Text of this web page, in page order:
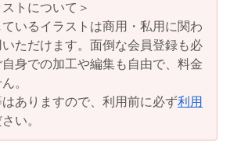
トについて＞
いるイラストは商用・私用に関わ
ただけます。面倒な会員登録も必
身での加工や編集も自由で、料金
。
ありますので、利用前に必ず利用
い。